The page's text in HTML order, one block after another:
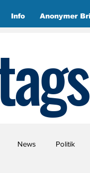
Info Anonymer
News Politik